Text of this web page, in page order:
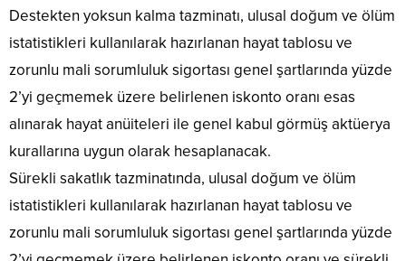
Destekten yoksun kalma tazminatı, ulusal doğum ve ölüm
istatistikleri kullanılarak hazırlanan hayat tablosu ve
zorunlu mali sorumluluk sigortası genel şartlarında yüzde
2’yi geçmemek üzere belirlenen iskonto oranı esas
alınarak hayat anüiteleri ile genel kabul görmüş aktüerya
kurallarına uygun olarak hesaplanacak.
Sürekli sakatlık tazminatında, ulusal doğum ve ölüm
istatistikleri kullanılarak hazırlanan hayat tablosu ve
zorunlu mali sorumluluk sigortası genel şartlarında yüzde